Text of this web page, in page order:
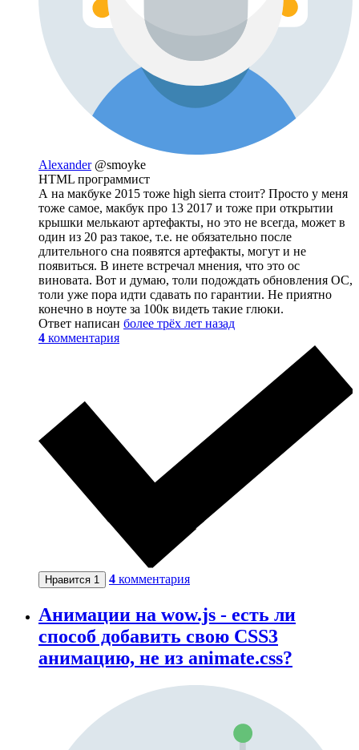
Alexander @smoyke
HTML программист
А на макбуке 2015 тоже high sierra стоит? Просто у меня
тоже самое, макбук про 13 2017 и тоже при открытии
крышки мелькают артефакты, но это не всегда, может в
один из 20 раз такое, т.е. не обязательно после
длительного сна появятся артефакты, могут и не
появиться. В инете встречал мнения, что это ос
виновата. Вот и думаю, толи подождать обновления ОС,
толи уже пора идти сдавать по гарантии. Не приятно
конечно в ноуте за 100к видеть такие глюки.
Ответ написан более трёх лет назад
4 комментария
Нравится 1 4 комментария
Анимации на wow.js - есть ли
способ добавить свою CSS3
анимацию, не из animate.css?